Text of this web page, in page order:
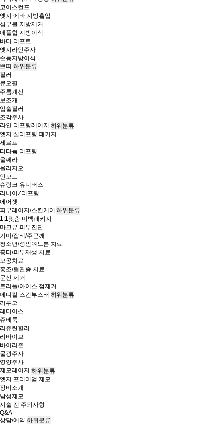
코어스컬프
엣지 에바 지방흡입
심부볼 지방제거
애플힙 지방이식
바디 리프트
엣지라인주사
손등지방이식
쁘띠 하위분류
필러
큐오필
주름개선
보조개
입술필러
조각주사
라인 리프팅레이저 하위분류
엣지 실리프팅 패키지
세르프
티타늄 리프팅
울쎄라
올리지오
인모드
슈링크 유니버스
리니어Z리프팅
에어젯
피부레이저/스킨케어 하위분류
1:1맞춤 미백패키지
마크뷰 피부진단
기미/잡티/주근깨
청소년/성인여드름 치료
흉터/피부재생 치료
모공치료
홍조/혈관종 치료
문신 제거
트리플/아이스 점제거
메디컬 스킨부스터 하위분류
리투오
레디어스
쥬베룩
리쥬란힐러
리바이브
바이리즌
물광주사
영양주사
제모레이저 하위분류
엣지 프리미엄 제모
장비소개
남성제모
시술 전 주의사항
Q&A
상담/예약 하위분류